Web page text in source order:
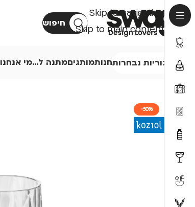
Skip to navigation
Skip to main content
חיפוש
קטגוריות נבחרותחנותמותגיםמתנה ל…מי אנחנו
-50%